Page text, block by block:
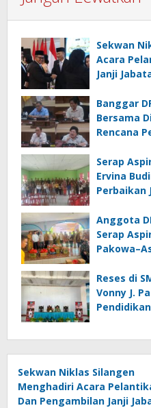
Sekwan
Acara
Janji
Berikan
Banggar
Bersama
Rencana
Serap
Ervina
Perbaikan
Anggota
Serap
Reses di
Vonny J.
Sekwan Niklas Silangen
Menghadiri Acara
Dan Pengambilan Janji